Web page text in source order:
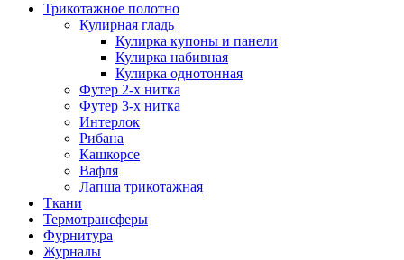
Трикотажное полотно
Кулирная гладь
Кулирка купоны и панели
Кулирка набивная
Кулирка однотонная
Футер 2-х нитка
Футер 3-х нитка
Интерлок
Рибана
Кашкорсе
Вафля
Лапша трикотажная
Ткани
Термотрансферы
Фурнитура
Журналы